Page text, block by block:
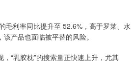
毛利率同比提升至 52.6%，高于罗莱、水
产品也面临被平替的风险。
“乳胶枕”的搜索量正快速上升，尤其